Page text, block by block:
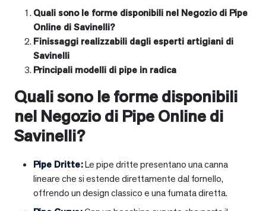
Quali sono le forme disponibili nel Negozio di Pipe
Online di Savinelli?
Finissaggi realizzabili dagli esperti artigiani di
Savinelli
Principali modelli di pipe in radica
Quali sono le forme disponibili
nel Negozio di Pipe Online di
Savinelli?
Pipe Dritte:Le pipe dritte presentano una canna
lineare che si estende direttamente dal fornello,
offrendo un design classico e una fumata diretta.